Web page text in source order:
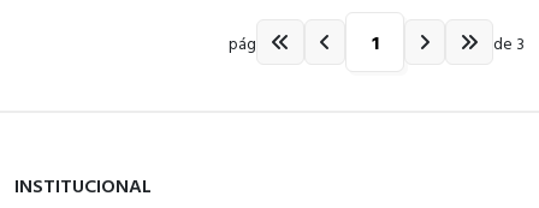
pág de 3
INSTITUCIONAL